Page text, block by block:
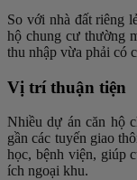
So với nhà đất riêng
hộ chung cư thường
thu nhập vừa phải có
Vị trí thuận tiện
Nhiều dự án căn hộ
gần các tuyến giao
học, bệnh viện, giúp
ích ngoại khu.